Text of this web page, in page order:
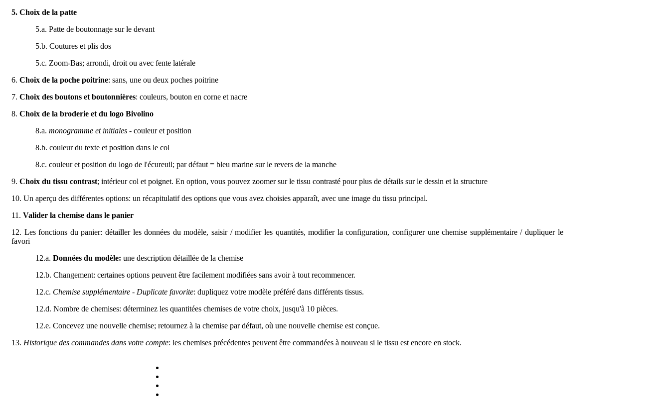
5. Choix de la patte
5.a. Patte de boutonnage sur le devant
5.b. Coutures et plis dos
5.c. Zoom-Bas; arrondi, droit ou avec fente latérale
6. Choix de la poche poitrine: sans, une ou deux poches poitrine
7. Choix des boutons et boutonnières: couleurs, bouton en corne et nacre
8. Choix de la broderie et du logo Bivolino
8.a. monogramme et initiales - couleur et position
8.b. couleur du texte et position dans le col
8.c. couleur et position du logo de l'écureuil; par défaut = bleu marine sur le revers de la manche
9. Choix du tissu contrast; intérieur col et poignet. En option, vous pouvez zoomer sur le tissu contrasté pour plus de détails sur le dessin et la structure
10. Un aperçu des différentes options: un récapitulatif des options que vous avez choisies apparaît, avec une image du tissu principal.
11. Valider la chemise dans le panier
12. Les fonctions du panier: détailler les données du modèle, saisir / modifier les quantités, modifier la configuration, configurer une chemise supplémentaire / dupliquer le
favori
12.a. Données du modèle: une description détaillée de la chemise
12.b. Changement: certaines options peuvent être facilement modifiées sans avoir à tout recommencer.
12.c. Chemise supplémentaire - Duplicate favorite: dupliquez votre modèle préféré dans différents tissus.
12.d. Nombre de chemises: déterminez les quantitées chemises de votre choix, jusqu'à 10 pièces.
12.e. Concevez une nouvelle chemise; retournez à la chemise par défaut, où une nouvelle chemise est conçue.
13. Historique des commandes dans votre compte: les chemises précédentes peuvent être commandées à nouveau si le tissu est encore en stock.